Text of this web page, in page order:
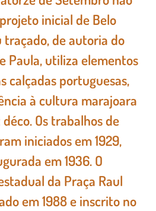
inicial de Belo
traçado, de autoria do
Paula, utiliza elementos
calçadas portuguesas,
à cultura marajoara
Os trabalhos de
iniciados em 1929,
em 1936. O
da Praça Raul
em 1988 e inscrito no